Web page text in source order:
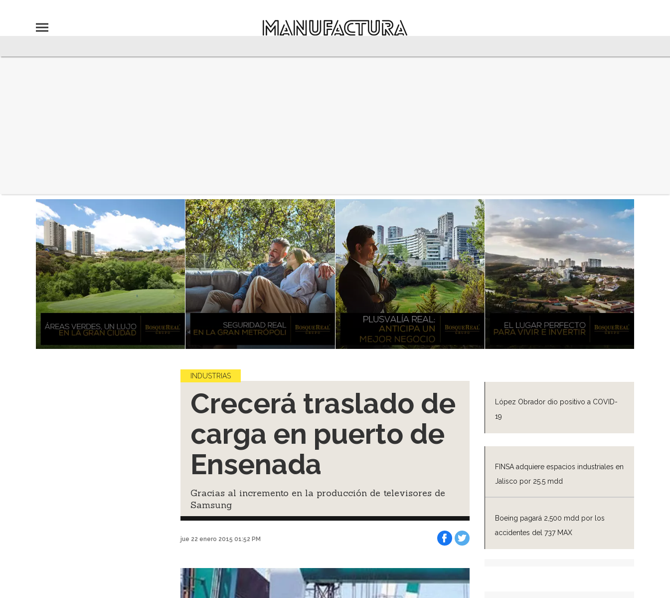
López Obrador dio positivo a COVID-
19
FINSA adquiere espacios industriales en
Jalisco por 25.5 mdd
Boeing pagará 2,500 mdd por los
accidentes del 737 MAX
INDUSTRIAS
Crecerá traslado de
carga en puerto de
Ensenada
Gracias al incremento en la producción de televisores de
Samsung
jue 22 enero 2015 01:52 PM